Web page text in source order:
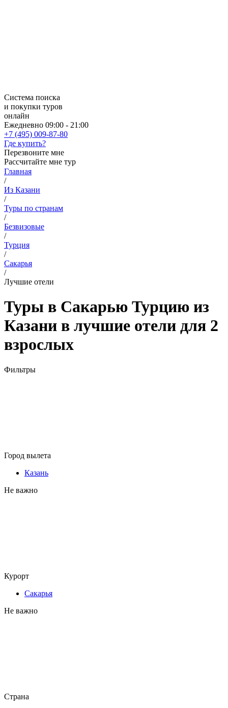
Система поиска
и покупки туров
онлайн
Ежедневно 09:00 - 21:00
+7 (495) 009-87-80
Где купить?
Перезвоните мне
Рассчитайте мне тур
Главная
/
Из Казани
/
Туры по странам
/
Безвизовые
/
Турция
/
Сакарья
/
Лучшие отели
Туры в Сакарью Турцию из
Казани в лучшие отели для 2
взрослых
Фильтры
Город вылета
Казань
Не важно
Курорт
Сакарья
Не важно
Страна